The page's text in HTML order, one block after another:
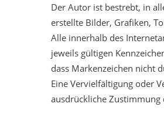
Der Autor ist bestrebt, in
erstellte Bilder, Grafiken,
Alle innerhalb des
jeweils gültigen
dass Markenzeichen nicht
Eine Vervielfältigung oder
ausdrückliche Zustimmung